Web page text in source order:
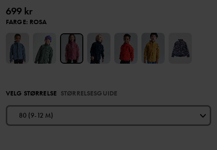
699 kr
FARGE: ROSA
VELG STØRRELSE STØRRELSESGUIDE
80 (9-12 M)